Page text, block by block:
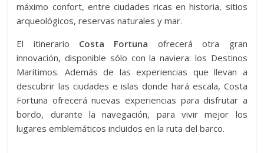
máximo confort, entre ciudades ricas en historia, sitios
arqueológicos, reservas naturales y mar.
El itinerario Costa Fortuna ofrecerá otra gran
innovación, disponible sólo con la naviera: los Destinos
Marítimos. Además de las experiencias que llevan a
descubrir las ciudades e islas donde hará escala, Costa
Fortuna ofrecerá nuevas experiencias para disfrutar a
bordo, durante la navegación, para vivir mejor los
lugares emblemáticos incluidos en la ruta del barco.